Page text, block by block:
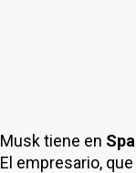
Musk tiene en
El empresario,